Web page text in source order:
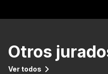
Otros
Ver todos